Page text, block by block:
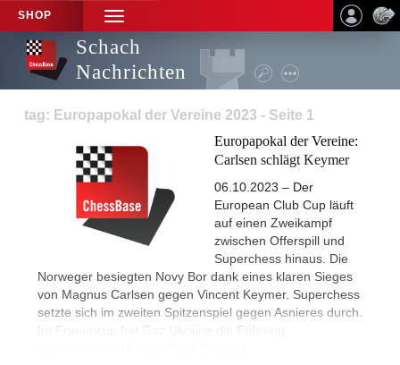
SHOP
TOGGLE
NAVIGATION
Schach
Nachrichten
tag: Europapokal der Vereine 2023 - Seite 1
Europapokal der Vereine:
Carlsen schlägt Keymer
06.10.2023 – Der
European Club Cup läuft
auf einen Zweikampf
zwischen Offerspill und
Superchess hinaus. Die
Norweger besiegten Novy Bor dank eines klaren Sieges
von Magnus Carlsen gegen Vincent Keymer. Superchess
setzte sich im zweiten Spitzenspiel gegen Asnieres durch.
Im Frauencup hat Gaz Ukraine die Führung